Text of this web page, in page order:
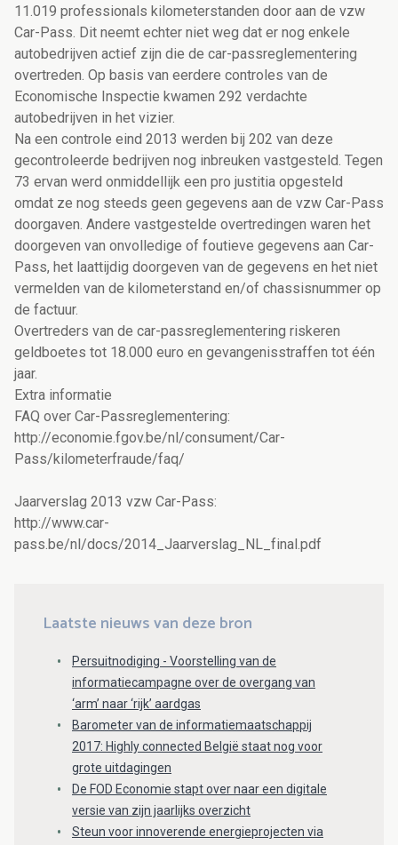
11.019 professionals kilometerstanden door aan de vzw
Car-Pass. Dit neemt echter niet weg dat er nog enkele
autobedrijven actief zijn die de car-passreglementering
overtreden. Op basis van eerdere controles van de
Economische Inspectie kwamen 292 verdachte
autobedrijven in het vizier.
Na een controle eind 2013 werden bij 202 van deze
gecontroleerde bedrijven nog inbreuken vastgesteld. Tegen
73 ervan werd onmiddellijk een pro justitia opgesteld
omdat ze nog steeds geen gegevens aan de vzw Car-Pass
doorgaven. Andere vastgestelde overtredingen waren het
doorgeven van onvolledige of foutieve gegevens aan Car-
Pass, het laattijdig doorgeven van de gegevens en het niet
vermelden van de kilometerstand en/of chassisnummer op
de factuur.
Overtreders van de car-passreglementering riskeren
geldboetes tot 18.000 euro en gevangenisstraffen tot één
jaar.
Extra informatie
FAQ over Car-Passreglementering:
http://economie.fgov.be/nl/consument/Car-
Pass/kilometerfraude/faq/
Jaarverslag 2013 vzw Car-Pass:
http://www.car-
pass.be/nl/docs/2014_Jaarverslag_NL_final.pdf
Laatste nieuws van deze bron
Persuitnodiging - Voorstelling van de
informatiecampagne over de overgang van
‘arm’ naar ‘rijk’ aardgas
Barometer van de informatiemaatschappij
2017: Highly connected België staat nog voor
grote uitdagingen
De FOD Economie stapt over naar een digitale
versie van zijn jaarlijks overzicht
Steun voor innoverende energieprojecten via